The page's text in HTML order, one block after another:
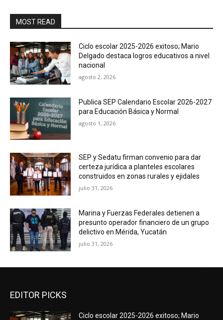
MOST READ
Ciclo escolar 2025-2026 exitoso; Mario
Delgado destaca logros educativos a nivel
nacional
agosto 2, 2026
Publica SEP Calendario Escolar 2026-2027
para Educación Básica y Normal
agosto 1, 2026
SEP y Sedatu firman convenio para dar
certeza jurídica a planteles escolares
construidos en zonas rurales y ejidales
julio 31, 2026
Marina y Fuerzas Federales detienen a
presunto operador financiero de un grupo
delictivo en Mérida, Yucatán
julio 31, 2026
EDITOR PICKS
Ciclo escolar 2025-2026 exitoso; Mario